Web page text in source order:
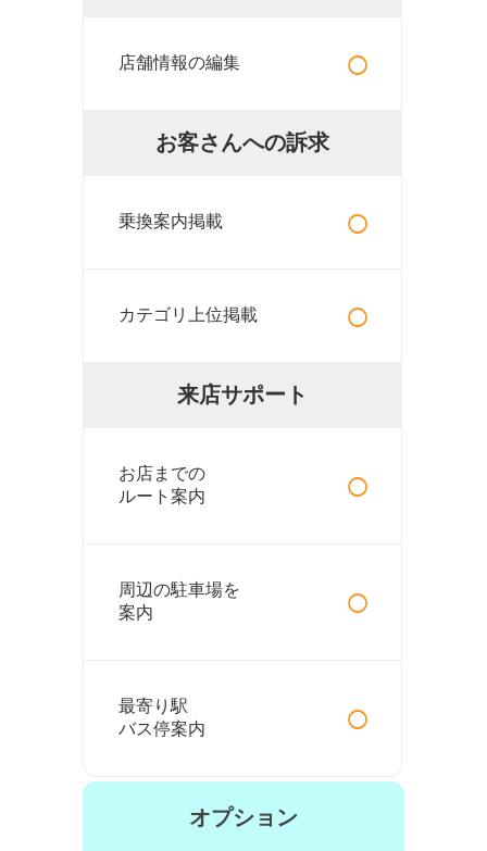
店舗情報の編集 ○
お客さんへの訴求
乗換案内掲載 ○
カテゴリ上位掲載 ○
来店サポート
お店までの
ルート案内
○
周辺の駐車場を
案内
○
最寄り駅
バス停案内
○
オプション